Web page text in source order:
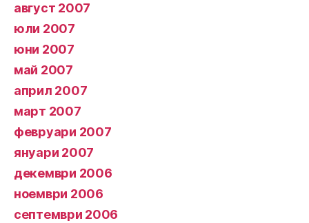
август 2007
юли 2007
юни 2007
май 2007
април 2007
март 2007
февруари 2007
януари 2007
декември 2006
ноември 2006
септември 2006